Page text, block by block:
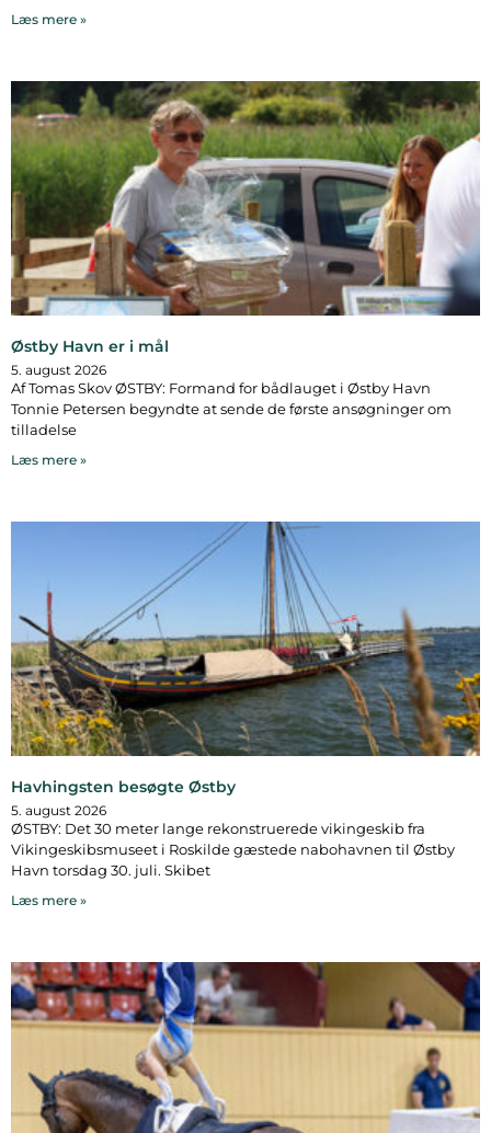
Læs mere »
Østby Havn er i mål
5. august 2026
Af Tomas Skov ØSTBY: Formand for bådlauget i Østby Havn
Tonnie Petersen begyndte at sende de første ansøgninger om
tilladelse
Læs mere »
Havhingsten besøgte Østby
5. august 2026
ØSTBY: Det 30 meter lange rekonstruerede vikingeskib fra
Vikingeskibsmuseet i Roskilde gæstede nabohavnen til Østby
Havn torsdag 30. juli. Skibet
Læs mere »